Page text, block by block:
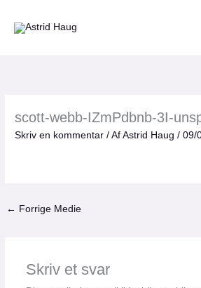
scott-webb-IZmPdbnb-3I-
Skriv en kommentar / AfAstrid Haug/09/
← Forrige Medie
Skriv et svar